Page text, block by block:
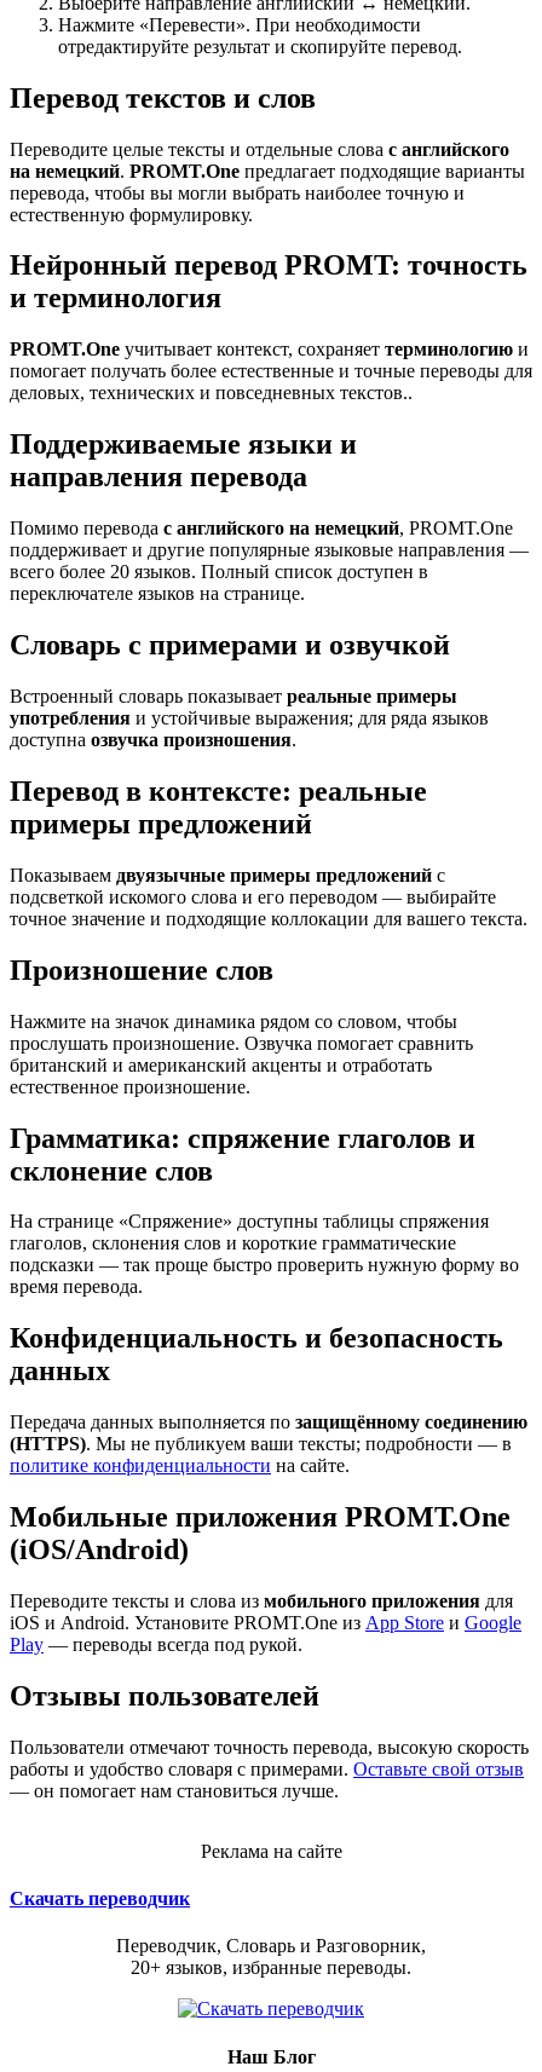
Нажмите «Перевести». При необходимости
отредактируйте результат и скопируйте перевод.
Перевод текстов и слов
Переводите целые тексты и отдельные слова с английского
на немецкий. PROMT.One предлагает подходящие варианты
перевода, чтобы вы могли выбрать наиболее точную и
естественную формулировку.
Нейронный перевод PROMT: точность
и терминология
PROMT.One учитывает контекст, сохраняет терминологию и
помогает получать более естественные и точные переводы для
деловых, технических и повседневных текстов..
Поддерживаемые языки и
направления перевода
Помимо перевода с английского на немецкий, PROMT.One
поддерживает и другие популярные языковые направления —
всего более 20 языков. Полный список доступен в
переключателе языков на странице.
Словарь с примерами и озвучкой
Встроенный словарь показывает реальные примеры
употребления и устойчивые выражения; для ряда языков
доступна озвучка произношения.
Перевод в контексте: реальные
примеры предложений
Показываем двуязычные примеры предложений с
подсветкой искомого слова и его переводом — выбирайте
точное значение и подходящие коллокации для вашего текста.
Произношение слов
Нажмите на значок динамика рядом со словом, чтобы
прослушать произношение. Озвучка помогает сравнить
британский и американский акценты и отработать
естественное произношение.
Грамматика: спряжение глаголов и
склонение слов
На странице «Спряжение» доступны таблицы спряжения
глаголов, склонения слов и короткие грамматические
подсказки — так проще быстро проверить нужную форму во
время перевода.
Конфиденциальность и безопасность
данных
Передача данных выполняется по защищённому соединению
(HTTPS). Мы не публикуем ваши тексты; подробности — в
политике конфиденциальности на сайте.
Мобильные приложения PROMT.One
(iOS/Android)
Переводите тексты и слова из мобильного приложения для
iOS и Android. Установите PROMT.One из App Store и Google
Play — переводы всегда под рукой.
Отзывы пользователей
Пользователи отмечают точность перевода, высокую скорость
работы и удобство словаря с примерами. Оставьте свой отзыв
— он помогает нам становиться лучше.
Реклама на сайте
Скачать переводчик
Переводчик, Словарь и Разговорник,
20+ языков, избранные переводы.
Наш Блог